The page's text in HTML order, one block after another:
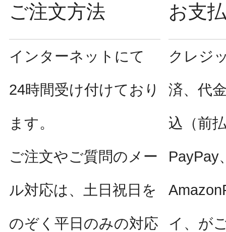
ご注文方法
インターネットにて
24時間受け付けており
ます。
ご注文やご質問のメー
ル対応は、土日祝日を
のぞく平日のみの対応
お支
クレジ
済、代
込（前
PayPay
イ、が